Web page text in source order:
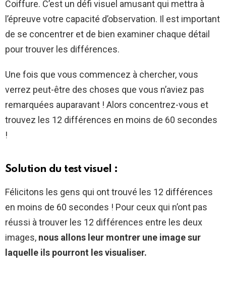
Coiffure. C’est un défi visuel amusant qui mettra à
l’épreuve votre capacité d’observation. Il est important
de se concentrer et de bien examiner chaque détail
pour trouver les différences.
Une fois que vous commencez à chercher, vous
verrez peut-être des choses que vous n’aviez pas
remarquées auparavant ! Alors concentrez-vous et
trouvez les 12 différences en moins de 60 secondes
!
Solution du test visuel :
Félicitons les gens qui ont trouvé les 12 différences
en moins de 60 secondes ! Pour ceux qui n’ont pas
réussi à trouver les 12 différences entre les deux
images, nous allons leur montrer une image sur
laquelle ils pourront les visualiser.